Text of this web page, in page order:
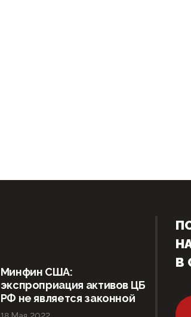
Минфин США:
экспроприация активов ЦБ
РФ не является законной
В